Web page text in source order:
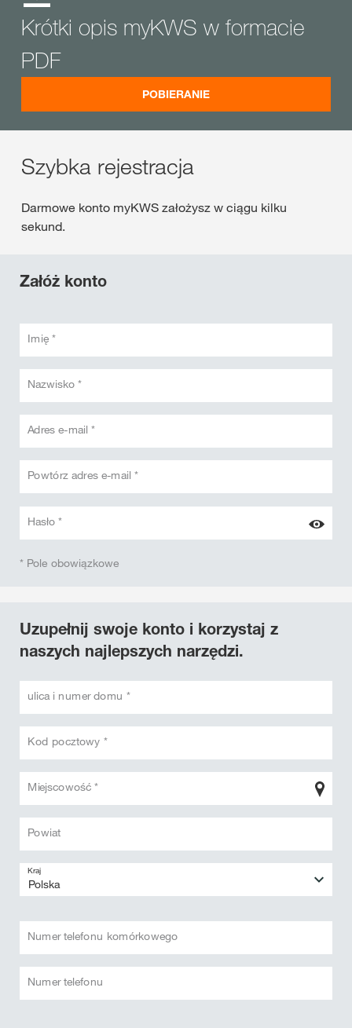
Krótki opis myKWS w formacie
PDF
POBIERANIE
Szybka rejestracja
Darmowe konto myKWS założysz w ciągu kilku
sekund.
Załóż konto
Imię *
Nazwisko *
Adres e-mail *
Powtórz adres e-mail *
Hasło *
* Pole obowiązkowe
Uzupełnij swoje konto i korzystaj z
naszych najlepszych narzędzi.
ulica i numer domu *
Kod pocztowy *
Miejscowość *
Powiat
Kraj
Numer telefonu komórkowego
Numer telefonu